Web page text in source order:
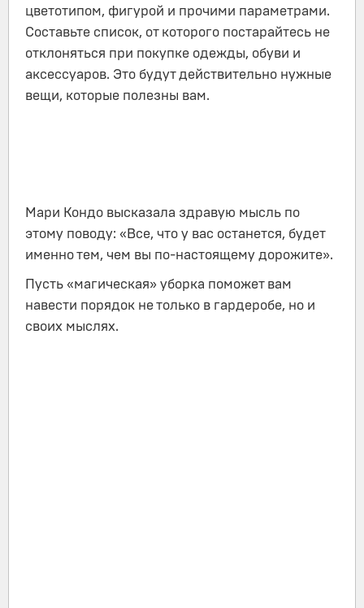
цветотипом, фигурой и прочими параметрами.
Составьте список, от которого постарайтесь не
отклоняться при покупке одежды, обуви и
аксессуаров. Это будут действительно нужные
вещи, которые полезны вам.
Мари Кондо высказала здравую мысль по
этому поводу: «Все, что у вас останется, будет
именно тем, чем вы по-настоящему дорожите».
Пусть «магическая» уборка поможет вам
навести порядок не только в гардеробе, но и
своих мыслях.